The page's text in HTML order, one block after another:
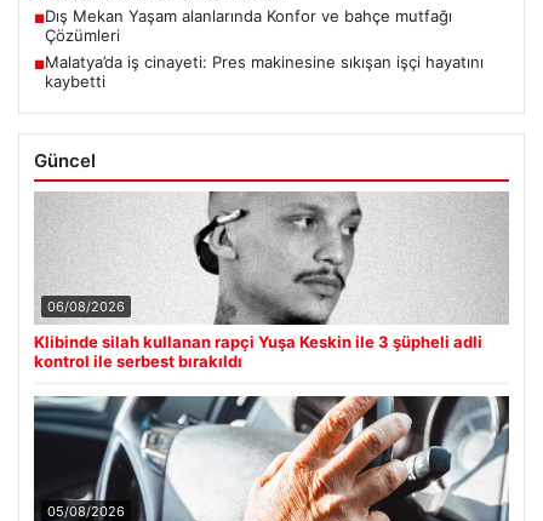
■Dış Mekan Yaşam alanlarında Konfor ve bahçe mutfağı
Çözümleri
■Malatya’da iş cinayeti: Pres makinesine sıkışan işçi hayatını
kaybetti
Güncel
06/08/2026
Klibinde silah kullanan rapçi Yuşa Keskin ile 3 şüpheli adli
kontrol ile serbest bırakıldı
05/08/2026